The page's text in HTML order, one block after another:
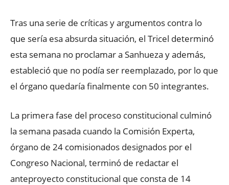
Tras una serie de críticas y argumentos contra lo
que sería esa absurda situación, el Tricel determinó
esta semana no proclamar a Sanhueza y además,
estableció que no podía ser reemplazado, por lo que
el órgano quedaría finalmente con 50 integrantes.
La primera fase del proceso constitucional culminó
la semana pasada cuando la Comisión Experta,
órgano de 24 comisionados designados por el
Congreso Nacional, terminó de redactar el
anteproyecto constitucional que consta de 14